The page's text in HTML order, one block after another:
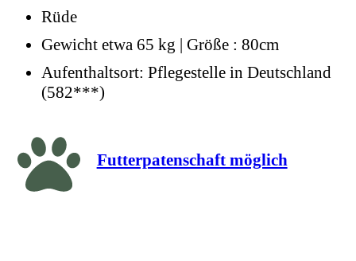
Rüde
Gewicht etwa 65 kg | Größe : 80cm
Aufenthaltsort: Pflegestelle in Deutschland
(582***)
Futterpatenschaft möglich